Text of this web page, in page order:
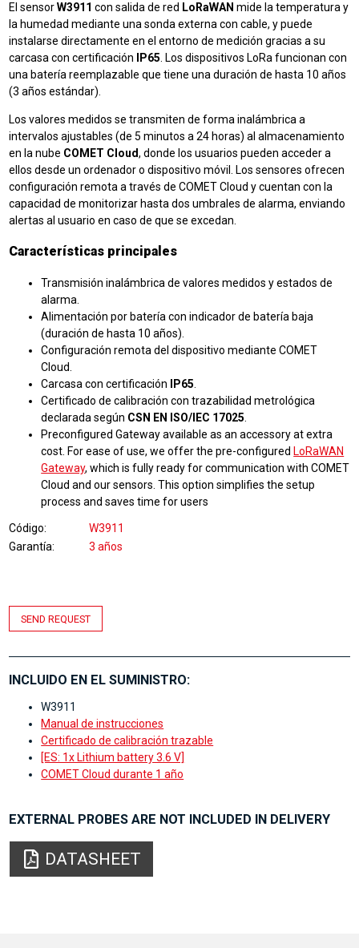
El sensorW3911 con salida de red LoRaWAN mide la temperatura y
la humedad mediante una sonda externa con cable, y puede
instalarse directamente en el entorno de medición gracias a su
carcasa con certificación
IP65 . Los dispositivos LoRa funcionan con
una batería reemplazable que tiene una duración de hasta 10 años
(3 años estándar).
Los valores medidos se transmiten de forma inalámbrica a
intervalos ajustables (de 5 minutos a 24 horas) al almacenamiento
en la nube COMET Cloud, donde los usuarios pueden acceder a
ellos desde un ordenador o dispositivo móvil. Los sensores ofrecen
configuración remota a través de COMET Cloud y cuentan con la
capacidad de monitorizar hasta dos umbrales de alarma, enviando
alertas al usuario en caso de que se excedan.
Características principales
Transmisión inalámbrica de valores medidos y estados de
alarma.
Alimentación por batería con indicador de batería baja
(duración de hasta 10 años).
Configuración remota del dispositivo mediante COMET
Cloud.
Carcasa con certificación
IP65
Certificado de calibración con trazabilidad metrológica
declarada según CSN EN ISO/IEC 17025
Preconfigured Gateway available as an accessory at extra
cost. For ease of use, we offer the pre-configured LoRaWAN
Gateway, which is fully ready for communication with COMET
Cloud and our sensors. This option simplifies the setup
process and saves time for users
Código
W3911
Garantía
3 años
SEND REQUEST
INCLUIDO EN EL SUMINISTRO:
W3911
Manual de instrucciones
Certificado de calibración trazable
[ES: 1x Lithium battery 3.6 V]
COMET Cloud durante 1 año
EXTERNAL PROBES ARE NOT INCLUDED IN DELIVERY
DATASHEET